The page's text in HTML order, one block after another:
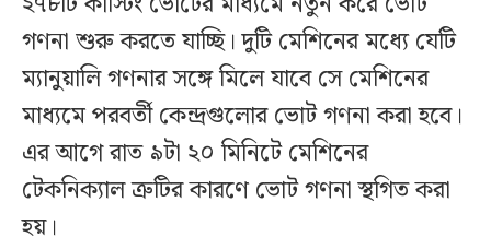
গণনা শুরু করতে যাচ্ছি। দুটি মেশিনের মধ্যে যেটি
ম্যানুয়ালি গণনার সঙ্গে মিলে যাবে সে মেশিনের
মাধ্যমে পরবর্তী কেন্দ্রগুলোর ভোট গণনা করা হবে।
এর আগে রাত ৯টা ২০ মিনিটে মেশিনের
টেকনিক্যাল ত্রুটির কারণে ভোট গণনা স্থগিত করা
হয়।